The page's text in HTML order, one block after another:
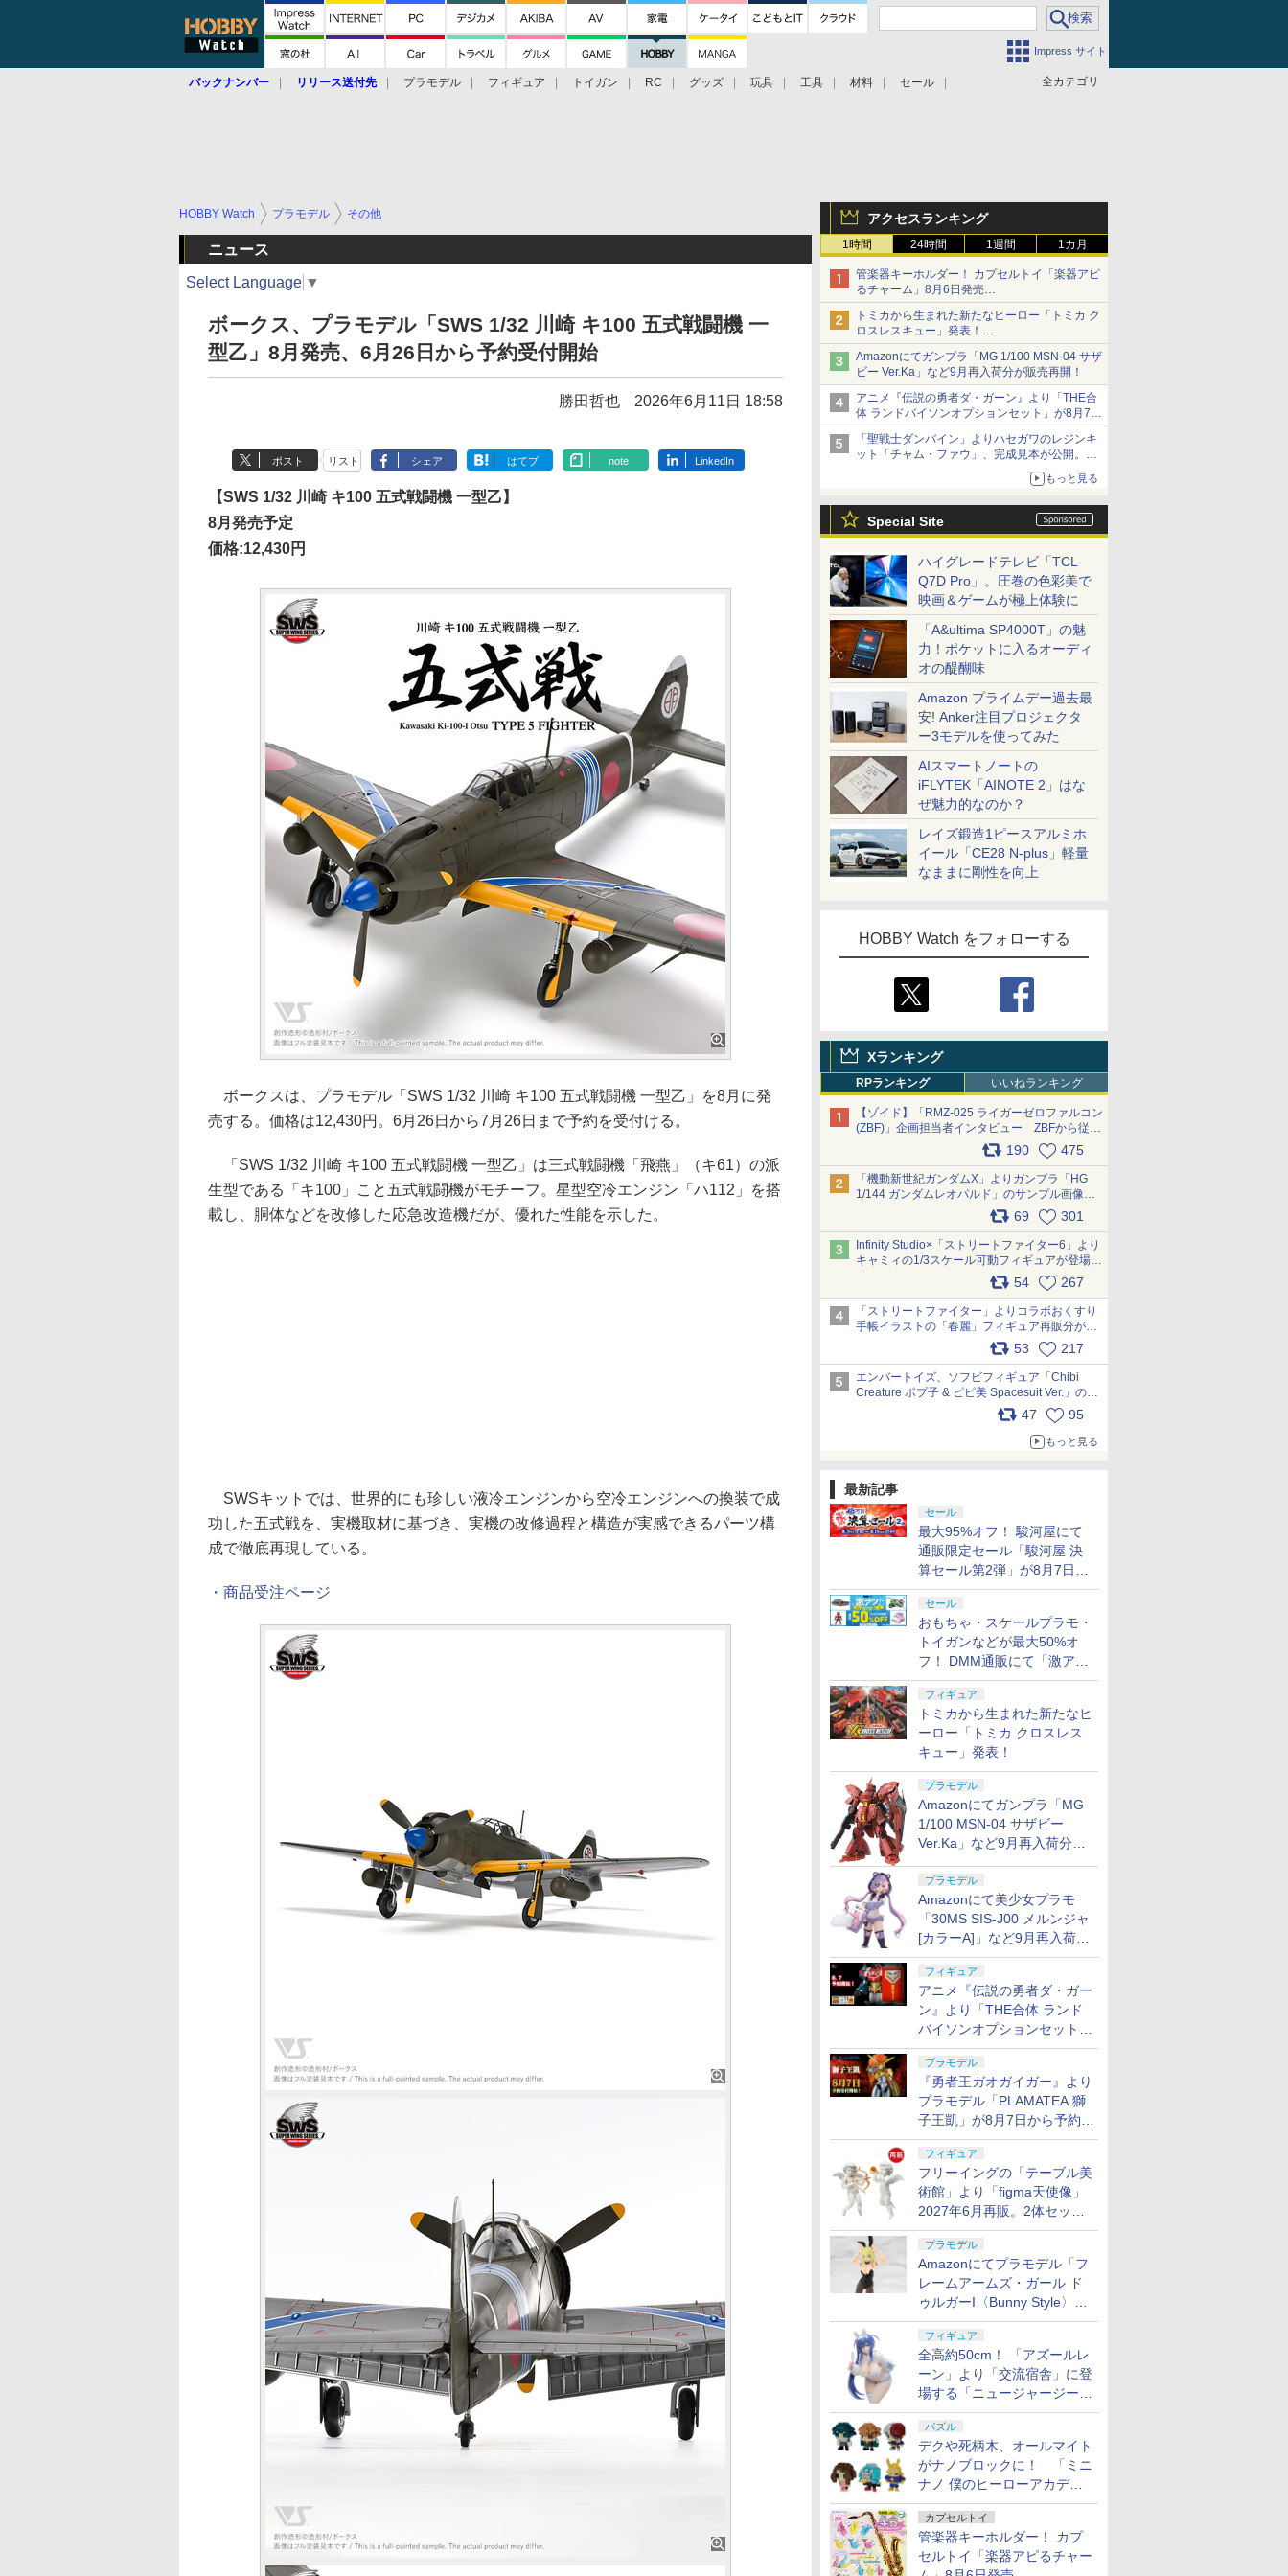
Impress サイト
全カテゴリ
バックナンバー リリース送付先 プラモデル フィギュア トイガン RC グッズ 玩具 工具 材料 セール
アクセスランキング
1時間 24時間 1週間 1カ月
管楽器キーホルダー！ カプセルトイ「楽器アピ
るチャーム」8月6日発売
チューバ、テナサクなど5種各3色
トミカから生まれた新たなヒーロー「トミカ ク
ロスレスキュー」発表！
詳細は後日公開予定
Amazonにてガンプラ「MG 1/100 MSN-04 サザ
ビー Ver.Ka」など9月再入荷分が販売再開！
アニメ『伝説の勇者ダ・ガーン』より「THE合
体 ランドバイソンオプションセット」が8月7日
から予約受付開始！
「聖戦士ダンバイン」よりハセガワのレジンキ
ット「チャム・ファウ」、完成見本が公開。9
もっと見る
Special Site
ハイグレードテレビ「TCL
Q7D Pro」。圧巻の色彩美で
映画＆ゲームが極上体験に
「A&ultima SP4000T」の魅
力！ポケットに入るオーディ
オの醍醐味
Amazon プライムデー過去最
安! Anker注目プロジェクタ
ー3モデルを使ってみた
AIスマートノートの
iFLYTEK「AINOTE 2」はな
ぜ魅力的なのか？
レイズ鍛造1ピースアルミホ
イール「CE28 N-plus」軽量
なままに剛性を向上
HOBBY Watch をフォローする
Xランキング
RPランキング いいねランキング
【ゾイド】「RMZ-025 ライガーゼロファルコン
(ZBF)」企画担当者インタビュー ZBFから従来
デザインまで再現可能なボリューム満点のキッ
ト pic.x.com/6zOqQAQKkX
190 475
「機動新世紀ガンダムX」よりガンプラ「HG
1/144 ガンダムレオパルド」のサンプル画像が
69 301
Infinity Studio×「ストリートファイター6」より
キャミィの1/3スケール可動フィギュアが登場
54 267
「ストリートファイター」よりコラボおくすり
手帳イラストの「春麗」フィギュア再販分が本
日出荷開始 pic.x.com/toUc1MHr41
53 217
エンバートイズ、ソフビフィギュア「Chibi
Creature ポプ子 & ピピ美 Spacesuit Ver.」の発
売中止を発表 pic.x.com/Ri45iFeYjn
47 95
もっと見る
最新記事
セール
最大95%オフ！ 駿河屋にて
通販限定セール「駿河屋 決
算セール第2弾」が8月7日12
時より開催
セール
おもちゃ・スケールプラモ・
トイガンなどが最大50%オ
フ！ DMM通販にて「激ア
ツ！おもちゃ・ホビー夏セー
ル」が開催
フィギュア
トミカから生まれた新たなヒ
ーロー「トミカ クロスレス
キュー」発表！
プラモデル
Amazonにてガンプラ「MG
1/100 MSN-04 サザビー
Ver.Ka」など9月再入荷分が
プラモデル
Amazonにて美少女プラモ
「30MS SIS-J00 メルンジャ
[カラーA]」など9月再入荷分
が販売再開！
フィギュア
アニメ『伝説の勇者ダ・ガー
ン』より「THE合体 ランド
バイソンオプションセット」
が8月7日から予約受付開始！
プラモデル
『勇者王ガオガイガー』より
プラモデル「PLAMATEA 獅
子王凱」が8月7日から予約受
付開始！
フィギュア
フリーイングの「テーブル美
術館」より「figma天使像」
2027年6月再販。2体セット
で小便小僧にも
プラモデル
Amazonにてプラモデル「フ
レームアームズ・ガール ド
ゥルガーI〈Bunny Style〉」
が予約受付再開！
フィギュア
全高約50cm！ 「アズールレ
ーン」より「交流宿舎」に登
場する「ニュージャージー」
が1/3スケールフィギュアで
登場
パズル
デクや死柄木、オールマイト
がナノブロックに！ 「ミニ
ナノ 僕のヒーローアカデミ
ア」9月再販
カプセルトイ
管楽器キーホルダー！ カプ
セルトイ「楽器アピるチャー
HOBBY Watch プラモデル その他
ニュース
Select Language ▼
ボークス、プラモデル「SWS 1/32 川崎 キ100 五式戦闘機 一
型乙」8月発売、6月26日から予約受付開始
勝田哲也 2026年6月11日 18:58
ポスト リスト シェア はてブ note LinkedIn
【SWS 1/32 川崎 キ100 五式戦闘機 一型乙】
8月発売予定
価格:12,430円
ボークスは、プラモデル「SWS 1/32 川崎 キ100 五式戦闘機 一型乙」を8月に発
売する。価格は12,430円。6月26日から7月26日まで予約を受付ける。
「SWS 1/32 川崎 キ100 五式戦闘機 一型乙」は三式戦闘機「飛燕」（キ61）の派
生型である「キ100」こと五式戦闘機がモチーフ。星型空冷エンジン「ハ112」を搭
載し、胴体などを改修した応急改造機だが、優れた性能を示した。
SWSキットでは、世界的にも珍しい液冷エンジンから空冷エンジンへの換装で成
功した五式戦を、実機取材に基づき、実機の改修過程と構造が実感できるパーツ構
成で徹底再現している。
・商品受注ページ